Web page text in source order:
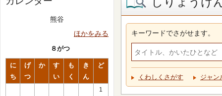
熊谷
ほかをみる
８がつ
に
ち
げ
つ
か
す
い
も
く
き
ん
ど
1
キーワードでさがせます。
くわしくさがす ジャン